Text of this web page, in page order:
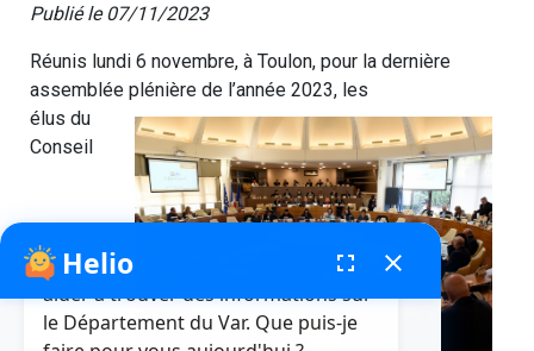
Publié le 07/11/2023
Réunis lundi 6 novembre, à Toulon, pour la dernière
assemblée plénière de l’année 2023, les
élus du
Conseil
Helio fenêtre de chatbot
fullscreen close
Bonjour, je suis Helio. Je peux vous
aider à trouver des informations sur
le Département du Var. Que puis-je